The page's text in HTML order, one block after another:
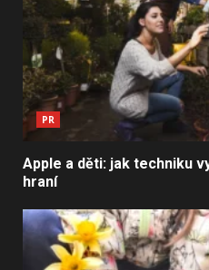
PR
Apple a děti: jak techniku
hraní